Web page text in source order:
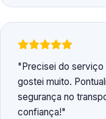
Precisei do serviço
gostei muito.
segurança no
confiança!